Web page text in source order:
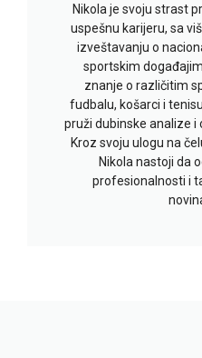
Nikola je svoju strast
uspešnu karijeru, sa
izveštavanju o
sportskim
znanje o različitim
fudbalu, košarci i
pruži dubinske analize i
Kroz svoju ulogu na
Nikola nastoji da
profesionalnosti i